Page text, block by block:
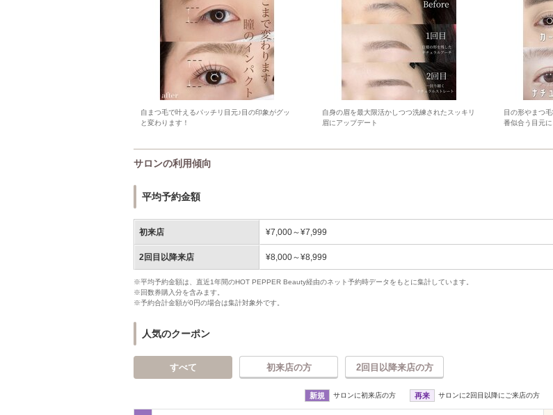
自まつ毛で叶えるパッチリ目元♪目の印象がグッ
と変わります！
自身の眉を最大限活かしつつ洗練されたスッキリ
眉にアップデート
目の形やまつ
番似合う目元に
サロンの利用傾向
平均予約金額
初来店 ¥7,000～¥7,999
2回目以降来店 ¥8,000～¥8,999
※平均予約金額は、直近1年間のHOT PEPPER Beauty経由のネット予約時データをもとに集計しています。
※回数券購入分を含みます。
※予約合計金額が0円の場合は集計対象外です。
人気のクーポン
すべて 初来店の方 2回目以降来店の方
新規 サロンに初来店の方 再来 サロンに2回目以降にご来店の方